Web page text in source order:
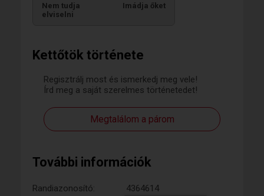
Kettőtök története
Regisztrálj most és ismerkedj meg vele!
Írd meg a saját szerelmes történetedet!
Megtalálom a párom
További információk
Randiazonosító:
4364614
Nem tudja
elviselni
Imádja őket